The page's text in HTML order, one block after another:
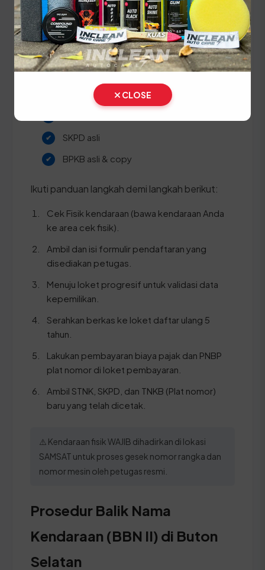
Tenggara
Setiap lima tahun, pemilik kendaraan wajib
melakukan pergantian pelat nomor dan cek fisik
kendaraan. Siapkan dokumen tambahan ini:
STNK asli
SKPD asli
BPKB asli & copy
Ikuti panduan langkah demi langkah berikut:
Cek Fisik kendaraan (bawa kendaraan Anda
ke area cek fisik).
Ambil dan isi formulir pendaftaran yang
disediakan petugas.
Menuju loket progresif untuk validasi data
kepemilikan.
Serahkan berkas ke loket daftar ulang 5
tahun.
Lakukan pembayaran biaya pajak dan PNBP
plat nomor di loket pembayaran.
Ambil STNK, SKPD, dan TNKB (Plat nomor)
baru yang telah dicetak.
⚠️ Kendaraan fisik WAJIB dihadirkan di lokasi
SAMSAT untuk proses gesek nomor rangka dan
nomor mesin oleh petugas resmi.
Prosedur Balik Nama
Kendaraan (BBN II) di Buton
Selatan
CLOSE